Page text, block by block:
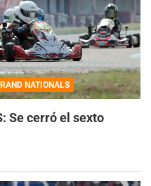
NATIONALS
Se cerró el sexto